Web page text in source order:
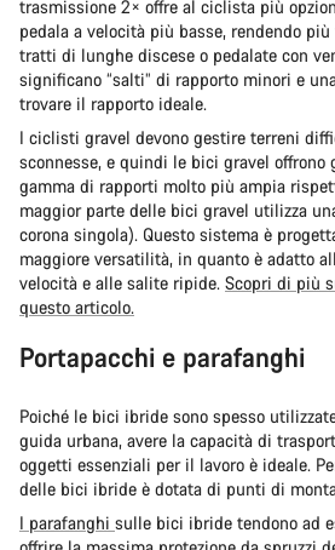
trasmissione 2× offre al ciclista più
pedala a velocità più basse, rendendo
tratti di lunghe discese o pedalate con
significano “salti” di rapporto minori e
trovare il rapporto ideale.
I ciclisti gravel devono gestire terreni
sconnesse, e quindi le bici gravel offrono
gamma di rapporti molto più ampia
maggior parte delle bici gravel utilizza
corona singola). Questo sistema è
maggiore versatilità, in quanto è adatto
velocità e alle salite ripide. Scopri di più
questo articolo.
Portapacchi e parafanghi
Poiché le bici ibride sono spesso
guida urbana, avere la capacità di
oggetti essenziali per il lavoro è ideale.
delle bici ibride è dotata di punti di
I parafanghi sulle bici ibride tendono ad